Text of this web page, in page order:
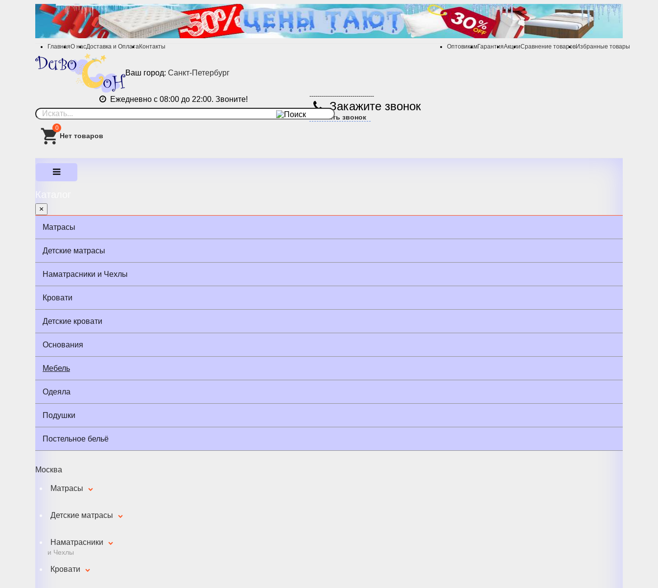
ГлавнаяО насДоставка и ОплатаКонтакты ОптовикамГарантияАкцииСравнение товаровИзбранные товары
Ваш город: Санкт-Петербург
Ежедневно с 08:00 до 22:00. Звоните! ---------------------------------
Закажите звонок
Заказать звонок
0
Каталог
×
Матрасы
Детские матрасы
Наматрасники и Чехлы
Кровати
Детские кровати
Основания
Мебель
Одеяла
Подушки
Постельное бельё
Москва
Матрасы
Детские матрасы
Наматрасники
и Чехлы
Кровати